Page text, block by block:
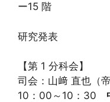
ー15 階
研究発表
【第 1 分科会】
司会：山﨑 直也（帝
10：00～10：30